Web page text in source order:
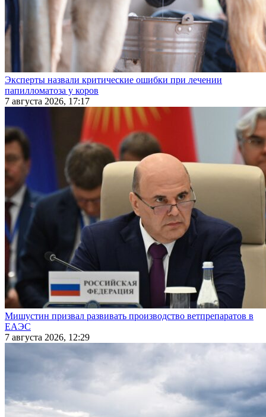
Эксперты назвали критические ошибки при лечении
папилломатоза у коров
7 августа 2026, 17:17
Мишустин призвал развивать производство ветпрепаратов в
ЕАЭС
7 августа 2026, 12:29